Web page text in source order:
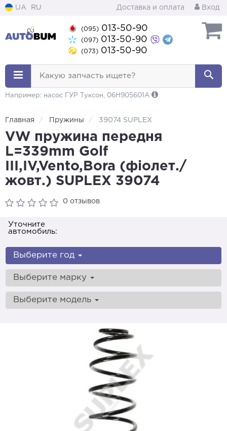
UA RU Доставка и оплата Вход
(095) 013-50-90
(097) 013-50-90
(073) 013-50-90
Какую запчасть ищете?
Например: насос ГУР Туксон, 06H905601A
Главная Пружины 39074 SUPLEX
VW пружина передня
L=339mm Golf
III,IV,Vento,Bora (фіолет./
жовт.) SUPLEX 39074
0 отзывов
Уточните
автомобиль:
Выберите год
Выберите марку
Выберите модель